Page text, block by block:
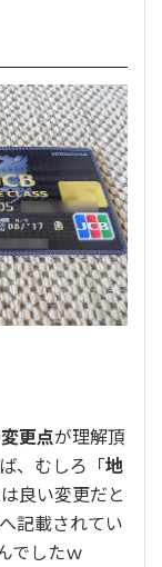
更点が理解頂
、むしろ「地
良い変更だと
記載されてい
でしたｗ